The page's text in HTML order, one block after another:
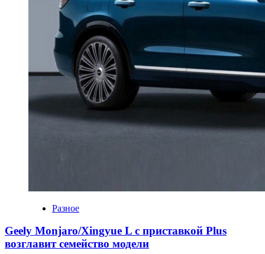
Разное
Geely Monjaro/Xingyue L с приставкой Plus
возглавит семейство модели